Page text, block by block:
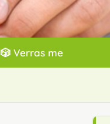
🎲 Verras me